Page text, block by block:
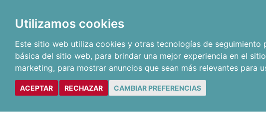
Utilizamos cookies
Este sitio web utiliza cookies y otras tecnologías de
básica del sitio web, para brindar una mejor experiencia en el
marketing, para mostrar anuncios que sean más relevantes para
ACEPTAR RECHAZAR CAMBIAR PREFERENCIAS